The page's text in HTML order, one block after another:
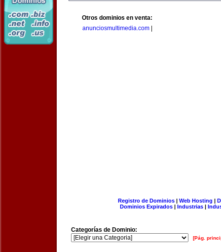
Otros dominios en venta:
anunciosmultimedia.com|
Registro de Dominios| Web Hosting |
Dominios Expirados | Industrias |
Categorías de Dominio:
[Pág.